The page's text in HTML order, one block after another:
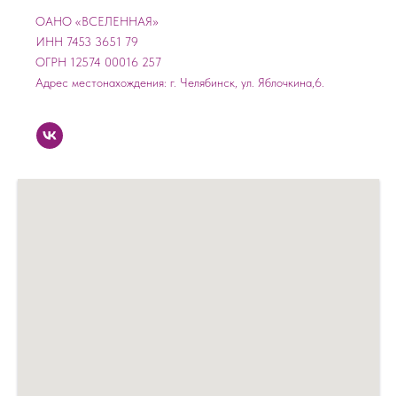
ОАНО «ВСЕЛЕННАЯ»
ИНН 7453 3651 79
ОГРН 12574 00016 257
Адрес местонахождения: г. Челябинск, ул. Яблочкина,6.